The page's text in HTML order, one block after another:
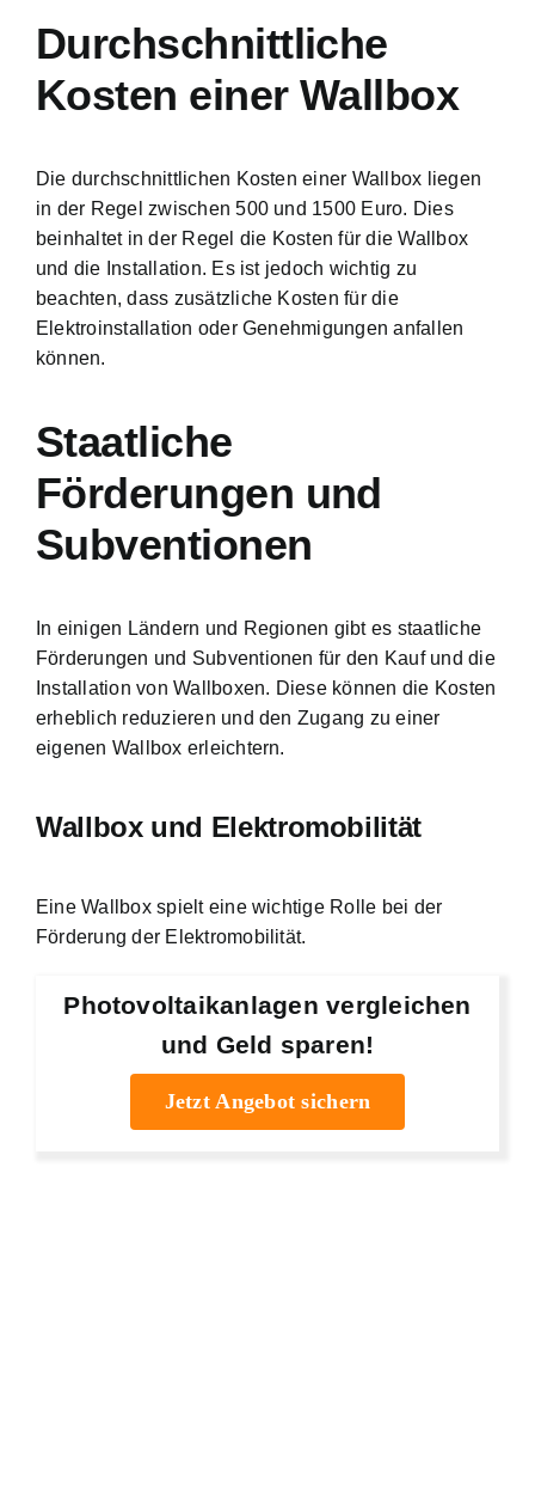
Durchschnittliche
Kosten einer Wallbox
Die durchschnittlichen Kosten einer Wallbox liegen
in der Regel zwischen 500 und 1500 Euro. Dies
beinhaltet in der Regel die Kosten für die Wallbox
und die Installation. Es ist jedoch wichtig zu
beachten, dass zusätzliche Kosten für die
Elektroinstallation oder Genehmigungen anfallen
können.
Staatliche
Förderungen und
Subventionen
In einigen Ländern und Regionen gibt es staatliche
Förderungen und Subventionen für den Kauf und die
Installation von Wallboxen. Diese können die Kosten
erheblich reduzieren und den Zugang zu einer
eigenen Wallbox erleichtern.
Wallbox und Elektromobilität
Eine Wallbox spielt eine wichtige Rolle bei der
Förderung der Elektromobilität.
Photovoltaikanlagen vergleichen
und Geld sparen!
Jetzt Angebot sichern